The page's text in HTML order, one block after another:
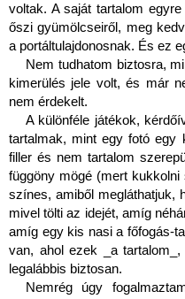
voltak. A saját tartalom
őszi gyümölcseiről, meg
a portáltulajdonosnak. És ez
Nem tudhatom biztosra,
kimerülés jele volt, és már
nem érdekelt.
A különféle játékok,
tartalmak, mint egy fotó egy
filler és nem tartalom
függöny mögé (mert
színes, amiből megláthatjuk,
mivel tölti az idejét, amíg
amíg egy kis nasi a főfogás-
van, ahol ezek _a
legalábbis biztosan.
Nemrég úgy